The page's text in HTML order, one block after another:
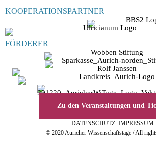
KOOPERATIONSPARTNER
FÖRDERER
Zu den Veranstaltungen und
DATENSCHUTZ IMPRESSUM
© 2020 Auricher Wissenschaftstage / All